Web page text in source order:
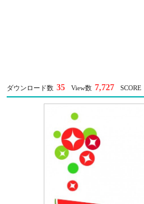
ダウンロード数 35 View数 7,727 SCORE